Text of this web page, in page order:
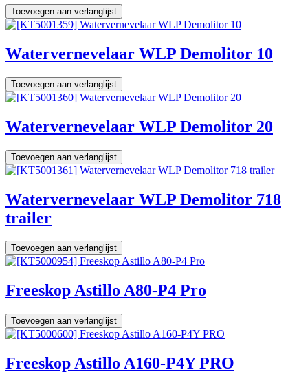
Toevoegen aan verlanglijst
Watervernevelaar WLP Demolitor 10
Toevoegen aan verlanglijst
Watervernevelaar WLP Demolitor 20
Toevoegen aan verlanglijst
Watervernevelaar WLP Demolitor 718
trailer
Toevoegen aan verlanglijst
Freeskop Astillo A80-P4 Pro
Toevoegen aan verlanglijst
Freeskop Astillo A160-P4Y PRO